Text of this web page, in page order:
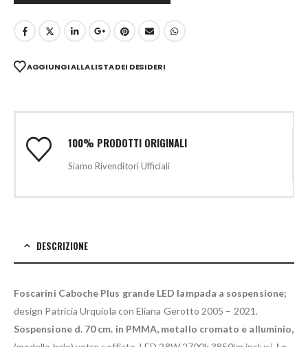
AGGIUNGI ALLA LISTA DEI DESIDERI
100% PRODOTTI ORIGINALI
Siamo Rivenditori Ufficiali
DESCRIZIONE
Foscarini Caboche Plus grande LED lampada a sospensione;
design Patricia Urquiola con Eliana Gerotto 2005 – 2021.
Sospensione d. 70 cm. in PMMA, metallo cromato e alluminio,